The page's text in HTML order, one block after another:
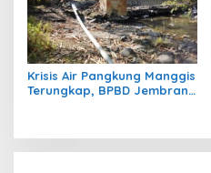
Krisis Air Pangkung Manggis
Terungkap, BPBD Jembrana